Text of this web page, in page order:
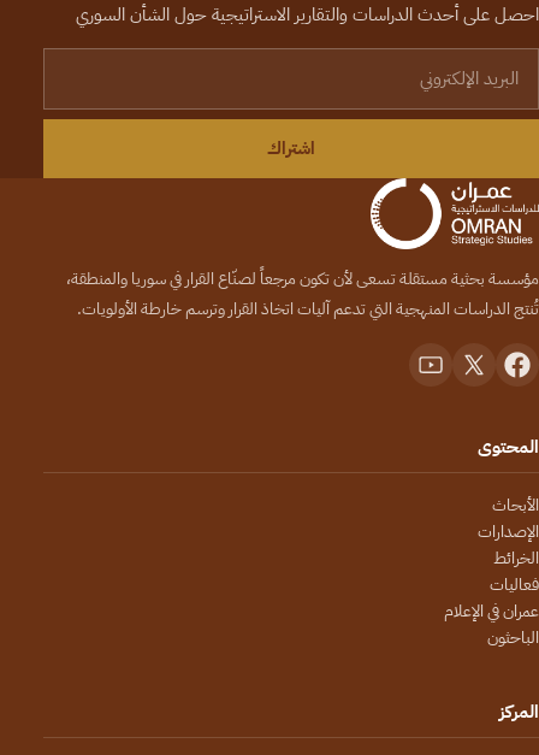
احصل على أحدث الدراسات والتقارير الاستراتيجية حول الشأن السوري
اشتراك
مؤسسة بحثية مستقلة تسعى لأن تكون مرجعاً لصنّاع القرار في سوريا والمنطقة،
تُنتج الدراسات المنهجية التي تدعم آليات اتخاذ القرار وترسم خارطة الأولويات.
المحتوى
الأبحاث
الإصدارات
الخرائط
فعاليات
عمران في الإعلام
الباحثون
المركز